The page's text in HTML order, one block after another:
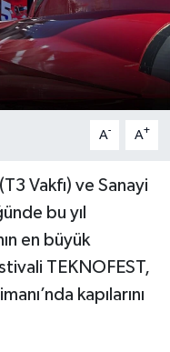
A- A+
Vakfı) ve Sanayi
bu yıl
en büyük
TEKNOFEST,
kapılarını